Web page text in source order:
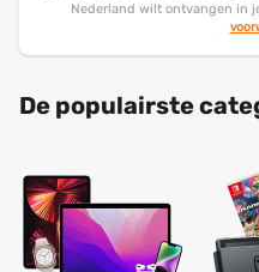
Nederland wilt ontvangen in
De populairste